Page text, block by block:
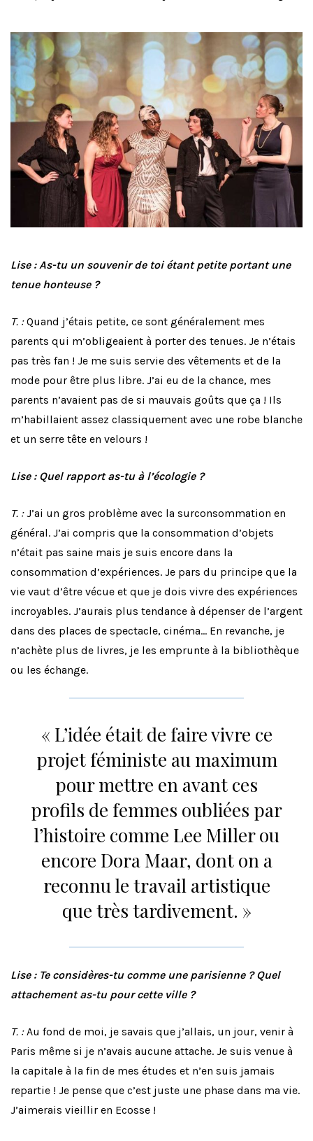
Lise : As-tu un souvenir de toi étant petite portant une
tenue honteuse ?
T. :Quand j’étais petite, ce sont généralement mes
parents qui m’obligeaient à porter des tenues. Je n’étais
pas très fan ! Je me suis servie des vêtements et de la
mode pour être plus libre. J’ai eu de la chance, mes
parents n’avaient pas de si mauvais goûts que ça ! Ils
m’habillaient assez classiquement avec une robe blanche
et un serre tête en velours !
Lise : Quel rapport as-tu à l’écologie ?
T. :J’ai un gros problème avec la surconsommation en
général. J’ai compris que la consommation d’objets
n’était pas saine mais je suis encore dans la
consommation d’expériences. Je pars du principe que la
vie vaut d’être vécue et que je dois vivre des expériences
incroyables. J’aurais plus tendance à dépenser de l’argent
dans des places de spectacle, cinéma… En revanche, je
n’achète plus de livres, je les emprunte à la bibliothèque
ou les échange.
« L’idée était de faire vivre ce
projet féministe au maximum
pour mettre en avant ces
profils de femmes oubliées par
l’histoire comme Lee Miller ou
encore Dora Maar, dont on a
reconnu le travail artistique
que très tardivement. »
Lise : Te considères-tu comme une parisienne ? Quel
attachement as-tu pour cette ville ?
T. :Au fond de moi, je savais que j’allais, un jour, venir à
Paris même si je n’avais aucune attache. Je suis venue à
la capitale à la fin de mes études et n’en suis jamais
repartie ! Je pense que c’est juste une phase dans ma vie.
J’aimerais vieillir en Ecosse !